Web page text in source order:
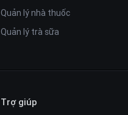
Quản lý nhà thuốc
Quản lý trà sữa
Trợ giúp